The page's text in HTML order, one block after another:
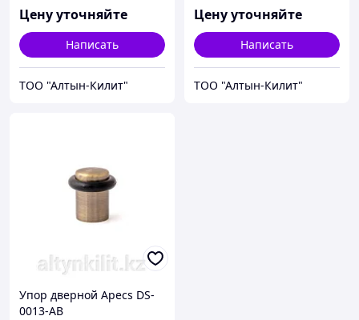
Цену уточняйте
Написать
ТОО "Алтын-Килит"
Цену уточняйте
Написать
ТОО "Алтын-Килит"
Упор дверной Apecs DS-
0013-AB